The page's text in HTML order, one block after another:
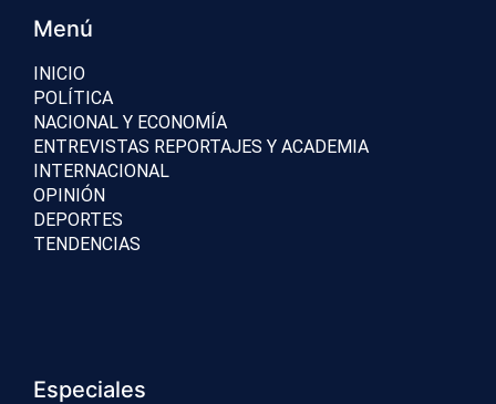
Menú
INICIO
POLÍTICA
NACIONAL Y ECONOMÍA
ENTREVISTAS REPORTAJES Y ACADEMIA
INTERNACIONAL
OPINIÓN
DEPORTES
TENDENCIAS
Especiales